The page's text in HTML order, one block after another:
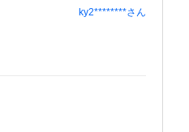
ky2********さん